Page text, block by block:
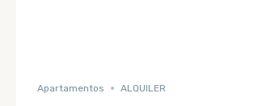
Apartamentos ALQUILER